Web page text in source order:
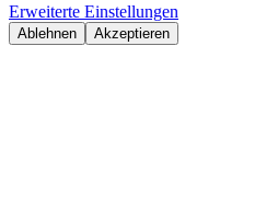
Erweiterte Einstellungen
Ablehnen Akzeptieren